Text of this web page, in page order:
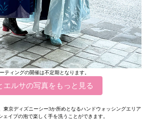
ティングの開催は不定期となります。
エルサの写真をもっと見る
東京ディズニーシー3か所めとなるハンドウォッシングエリア
ェイプの泡で楽しく手を洗うことができます。